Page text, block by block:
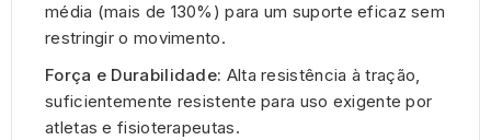
média (mais de 130%) para um suporte eficaz sem
restringir o movimento.
Força e Durabilidade: Alta resistência à tração,
suficientemente resistente para uso exigente por
atletas e fisioterapeutas.